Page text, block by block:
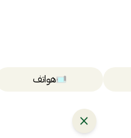
هواتف